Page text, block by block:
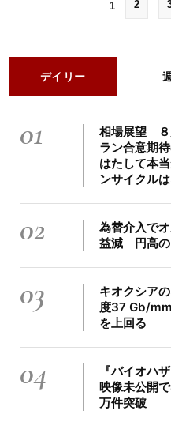
1 2
デイリー
01
相場展望 ８
ラン合意期
はたして本
ンサイクル
02
為替介入で
益減 円高の
03
キオクシア
度37 Gb/
を上回る
04
『バイオハ
映像未公開
万件突破